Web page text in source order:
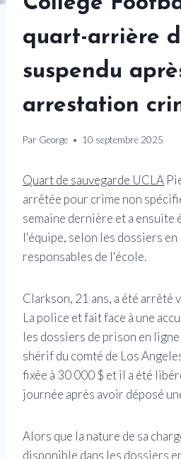
quart-arrière
suspendu
arrestation
Par George 10 septembre 2025
Quart de sauvegarde UCLA
arrêtée pour crime non
semaine dernière et a ensuite
l'équipe, selon les dossiers en
responsables de l'école.
Clarkson, 21 ans, a été arrêté
La police et fait face à une
les dossiers de prison en
shérif du comté de Los
fixée à 30 000 $ et il a été
journée après avoir déposé
Alors que la nature de sa
disponible dans les dossiers